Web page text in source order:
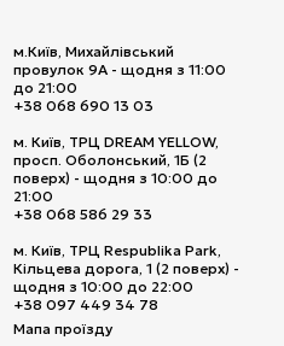
м.Київ, Михайлівський
провулок 9А - щодня з 11:00
до 21:00
+38 068 690 13 03
м. Київ, ТРЦ DREAM YELLOW,
просп. Оболонський, 1Б (2
поверх) - щодня з 10:00 до
21:00
+38 068 586 29 33
м. Київ, ТРЦ Respublika Park,
Кільцева дорога, 1 (2 поверх) -
щодня з 10:00 до 22:00
+38 097 449 34 78
Мапа проїзду